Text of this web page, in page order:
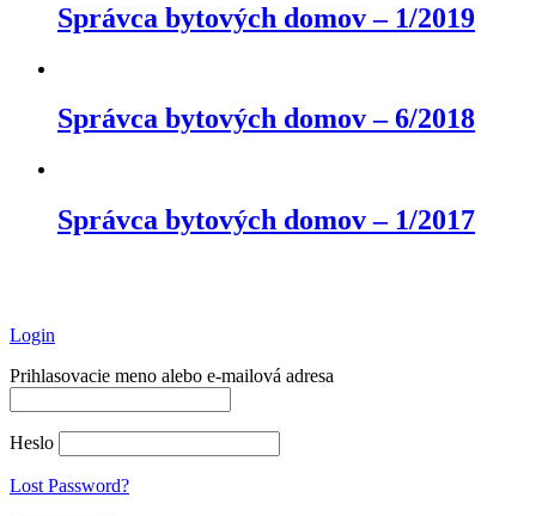
Správca bytových domov – 1/2019
Správca bytových domov – 6/2018
Správca bytových domov – 1/2017
Login
Prihlasovacie meno alebo e-mailová adresa
Heslo
Lost Password?